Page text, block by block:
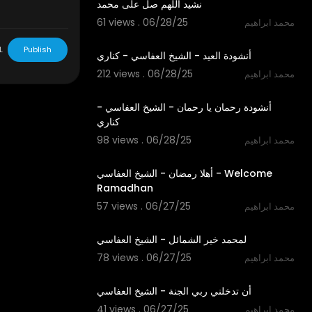
نشيد اللهم صل على محمد
61 views . 06/28/25
محمد ابراهيم
أنشودة العيد - الشيخ العفاسي - كناري
212 views . 06/28/25
محمد ابراهيم
أنشودة رحمان يا رحمان - الشيخ العفاسي -
كناري
98 views . 06/28/25
محمد ابراهيم
أهلا رمضان - الشيخ العفاسي - Welcome
Ramadhan
57 views . 06/27/25
محمد ابراهيم
لمحمد خير الشمائل - الشيخ العفاسي
78 views . 06/27/25
محمد ابراهيم
أن تدخلني ربي الجنة - الشيخ العفاسي
41 views . 06/27/25
Publish